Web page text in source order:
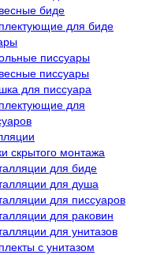
биде
для биде
писсуары
писсуары
для писсуара
для
скрытого монтажа
для биде
для душа
для писсуаров
для раковин
для унитазов
с унитазом